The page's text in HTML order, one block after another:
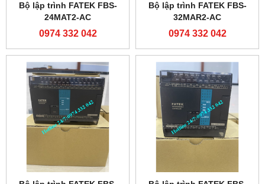
Bộ lập trình FATEK FBS-
24MAT2-AC
0974 332 042
Bộ lập trình FATEK FBS-
32MAR2-AC
0974 332 042